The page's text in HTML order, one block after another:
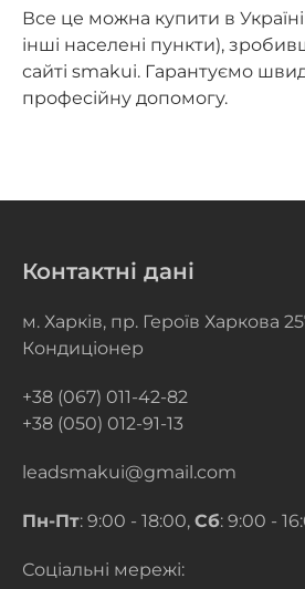
Все це можна купити в Україні
інші населені пункти),
сайті smakui. Гарантуємо
професійну допомогу.
Контактні дані
м. Харків, пр. Героїв Харкова
Кондиціонер
+38 (067) 011-42-82
+38 (050) 012-91-13
leadsmakui@gmail.com
Пн-Пт: 9:00 - 18:00, Сб: 9:00 -
Соціальні мережі: